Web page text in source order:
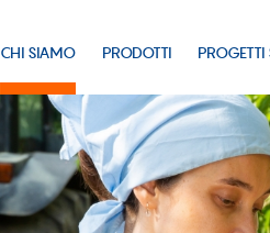
CHI SIAMO PRODOTTI PROGETTI